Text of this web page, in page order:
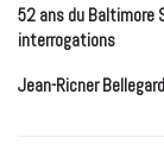
52 ans du Baltimore
interrogations
Jean-Ricner